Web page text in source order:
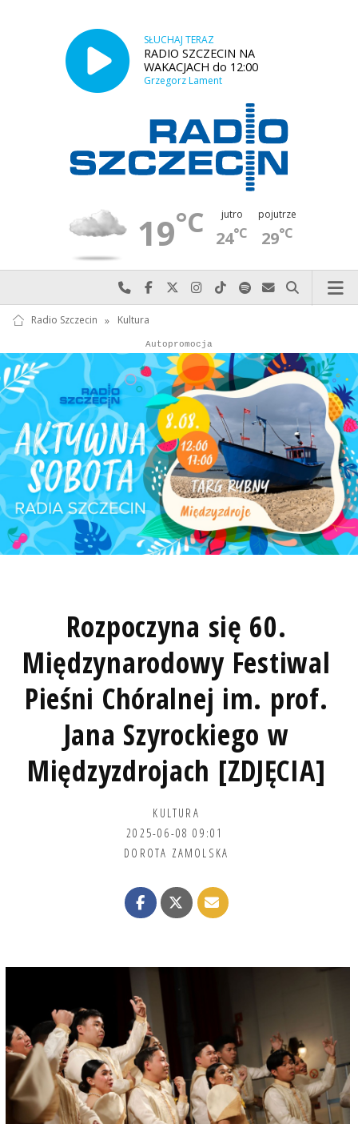
SŁUCHAJ TERAZ
RADIO SZCZECIN NA
WAKACJACH do 12:00
Grzegorz Lament
19°C jutro
24°C
pojutrze
29°C
Najlepiej po prostu do nas zadzwoń
Odwiedź nas na Facebook-u
Odwiedź nas na X
Odwiedź nas na Instagram-ie
Odwiedź nas na TikTok-u
Szukaj nas na Spotify
Wyślij do nas
Szukaj
Radio Szczecin » Kultura
Autopromocja
Reklama
Autopromocja
Rozpoczyna się 60.
Międzynarodowy Festiwal
Pieśni Chóralnej im. prof.
Jana Szyrockiego w
Międzyzdrojach [ZDJĘCIA]
KULTURA
2025-06-08 09:01
DOROTA ZAMOLSKA